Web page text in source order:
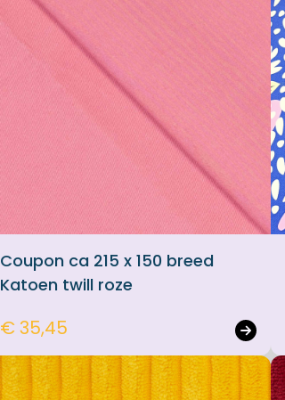
Coupon ca 215 x 150 breed
Katoen twill roze
€ 35,45